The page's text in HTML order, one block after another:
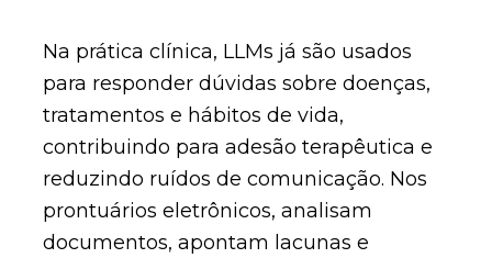
Na prática clínica, LLMs já são usados
para responder dúvidas sobre doenças,
tratamentos e hábitos de vida,
contribuindo para adesão terapêutica e
reduzindo ruídos de comunicação. Nos
prontuários eletrônicos, analisam
documentos, apontam lacunas e